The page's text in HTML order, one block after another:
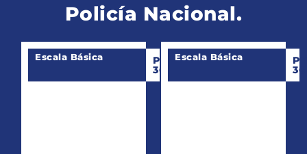
Policía Nacional.
Escala Básica PROMO
36
Escala Básica
36